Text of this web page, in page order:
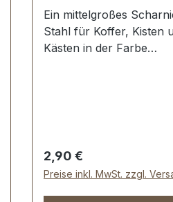
Ein mittelgroßes
Stahl für Koffer, Kisten
Kästen in der Farbe
mm.Lieferumfang:1 Stück
Scharnier
Regulärer Preis:
2,90 €
Preise inkl. MwSt. zzgl.